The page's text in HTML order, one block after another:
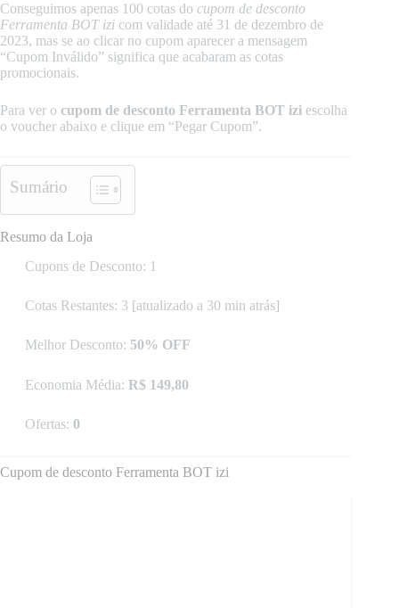
Conseguimos apenas 100 cotas do cupom de desconto
Ferramenta BOT izi com validade até 31 de dezembro de
2023, mas se ao clicar no cupom aparecer a mensagem
“Cupom Inválido” significa que acabaram as cotas
promocionais.
Para ver o cupom de desconto Ferramenta BOT izi escolha
o voucher abaixo e clique em “Pegar Cupom”.
Sumário
Resumo da Loja
Cupons de Desconto: 1
Cotas Restantes: 3 [atualizado a 30 min atrás]
Melhor Desconto: 50% OFF
Economia Média: R$ 149,80
Ofertas: 0
Cupom de desconto Ferramenta BOT izi